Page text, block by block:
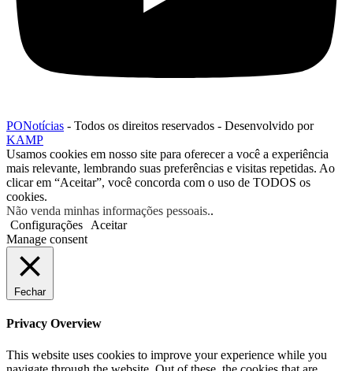
PONotícias - Todos os direitos reservados - Desenvolvido por
KAMP
Usamos cookies em nosso site para oferecer a você a experiência
mais relevante, lembrando suas preferências e visitas repetidas. Ao
clicar em “Aceitar”, você concorda com o uso de TODOS os
cookies.
Não venda minhas informações pessoais..
Configurações
Aceitar
Manage consent
Fechar
Privacy Overview
This website uses cookies to improve your experience while you